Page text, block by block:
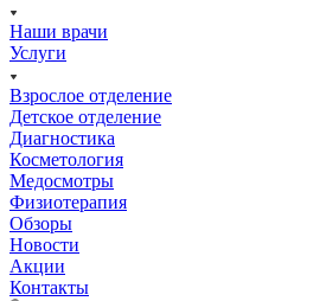
Наши врачи
Услуги
Взрослое отделение
Детское отделение
Диагностика
Косметология
Медосмотры
Физиотерапия
Обзоры
Новости
Акции
Контакты